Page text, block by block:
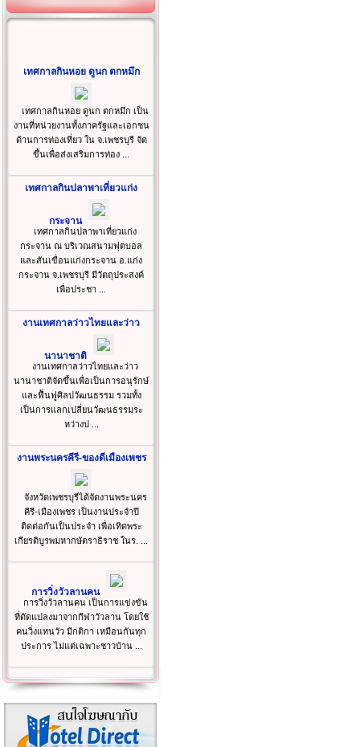
เทศกาลกินหอย ดูนก ตกหมึก
เทศกาลกินหอย ดูนก ตกหมึก เป็น
งานที่หน่วยงานทั้งภาครัฐและเอกชน
ด้านการท่องเที่ยว ใน จ.เพชรบุรี จัด
ขึ้นเพื่อส่งเสริมการท่อง ...
เทศกาลกินปลาพาเที่ยวแก่ง
กระจาน
เทศกาลกินปลาพาเที่ยวแก่ง
กระจาน ณ บริเวณสนามฟุตบอล
และสันเขื่อนแก่งกระจาน อ.แก่ง
กระจาน จ.เพชรบุรี มีวัตถุประสงค์
เพื่อประชา ...
งานเทศกาลว่าวไทยและว่าว
นานาชาติ
งานเทศกาลว่าวไทยและว่าว
นานาชาติจัดขึ้นเพื่อเป็นการอนุรักษ์
และฟื้นฟูศิลปวัฒนธรรม รวมทั้ง
เป็นการแลกเปลี่ยนวัฒนธรรมระ
หว่างป ...
งานพระนครคีรี-ของดีเมืองเพชร
จังหวัดเพชรบุรีได้จัดงานพระนคร
คีรี-เมืองเพชร เป็นงานประจำปี
ติดต่อกันเป็นประจำ เพื่อเทิดพระ
เกียรติบูรพมหากษัตราธิราช ในร. ...
การวิ่งวัวลานคน
การวิ่งวัวลานคน เป็นการแข่งขัน
ที่ดัดแปลงมาจากกีฬาวัวลาน โดยใช้
คนวิ่งแทนวัว มีกติกา เหมือนกันทุก
ประการ ไม่แต่เฉพาะชาวบ้าน ...